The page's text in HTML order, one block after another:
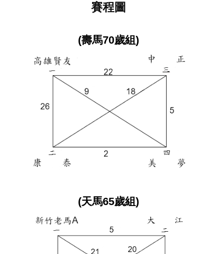
賽程圖
(壽馬70歲組)
(天馬65歲組)